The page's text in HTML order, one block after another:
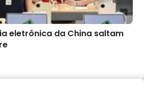
eletrônica da China saltam